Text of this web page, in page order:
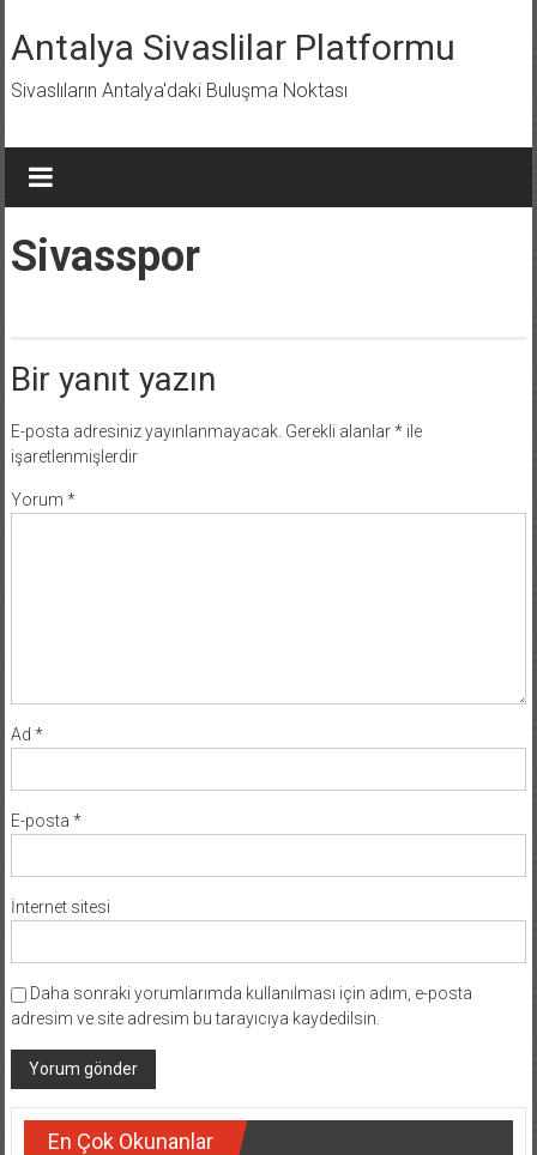
geç
Antalya Sivaslilar Platformu
Sivaslıların Antalya'daki Buluşma Noktası
Sivasspor
Bir yanıt yazın
E-posta adresiniz yayınlanmayacak. Gerekli alanlar*ile
işaretlenmişlerdir
Yorum *
Ad *
E-posta *
İnternet sitesi
Daha sonraki yorumlarımda kullanılması için adım, e-posta
adresim ve site adresim bu tarayıcıya kaydedilsin.
En Çok Okunanlar